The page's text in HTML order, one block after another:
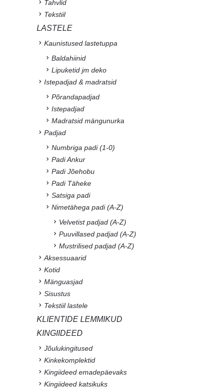
Tahvlid
Tekstiil
LASTELE
Kaunistused lastetuppa
Baldahiinid
Lipuketid jm deko
Istepadjad & madratsid
Põrandapadjad
Istepadjad
Madratsid mängunurka
Padjad
Numbriga padi (1-0)
Padi Ankur
Padi Jõehobu
Padi Täheke
Satsiga padi
Nimetähega padi (A-Z)
Velvetist padjad (A-Z)
Puuvillased padjad (A-Z)
Mustrilised padjad (A-Z)
Aksessuaarid
Kotid
Mänguasjad
Sisustus
Tekstiil lastele
KLIENTIDE LEMMIKUD
KINGIIDEED
Jõulukingitused
Kinkekomplektid
Kingiideed emadepäevaks
Kingiideed katsikuks